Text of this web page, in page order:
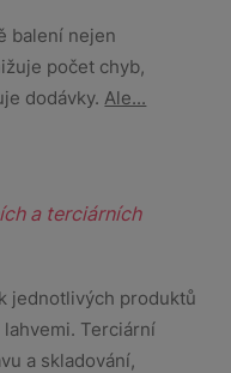
balení nejen
počet chyb,
dodávky.Ale...
a terciárních
jednotlivých produktů
Terciární
a skladování,